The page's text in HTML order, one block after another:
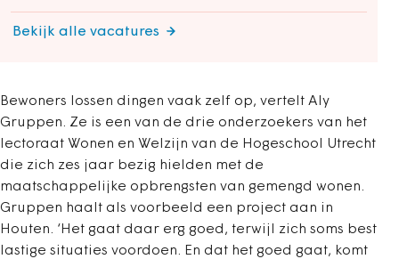
Bekijk alle vacatures
Bewoners lossen dingen vaak zelf op, vertelt Aly
Gruppen. Ze is een van de drie onderzoekers van het
lectoraat Wonen en Welzijn van de Hogeschool Utrecht
die zich zes jaar bezig hielden met de
maatschappelijke opbrengsten van gemengd wonen.
Gruppen haalt als voorbeeld een project aan in
Houten. ‘Het gaat daar erg goed, terwijl zich soms best
lastige situaties voordoen. En dat het goed gaat, komt